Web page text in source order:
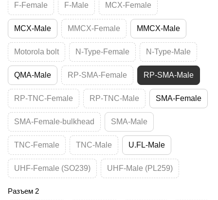
F-Female F-Male MCX-Female
MCX-Male MMCX-Female MMCX-Male
Motorola bolt N-Type-Female N-Type-Male
QMA-Male RP-SMA-Female RP-SMA-Male
RP-TNC-Female RP-TNC-Male SMA-Female
SMA-Female-bulkhead SMA-Male
TNC-Female TNC-Male U.FL-Male
UHF-Female (SO239) UHF-Male (PL259)
Разъем 2